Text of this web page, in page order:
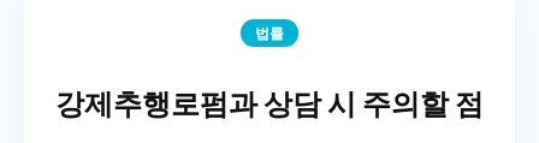
법률
강제추행로펌과 상담 시 주의할 점